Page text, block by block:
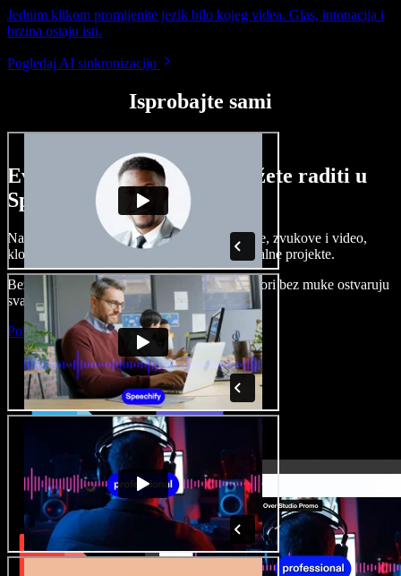
Jednim klikom promijenite jezik bilo kojeg videa. Glas, intonacija i
brzina ostaju isti.
Pogledaj AI sinkronizaciju
Isprobajte sami
Evo malog pregleda što možete raditi u
Speechify Studiju.
Napravite voice overe, dodajte besplatne slike, zvukove i video,
klonirajte svoj glas i složite sjajne audio-vizualne projekte.
Bez učenja i sve dostupno u pregledniku, autori bez muke ostvaruju
svaku kreativnu ideju.
Pokreni Studio